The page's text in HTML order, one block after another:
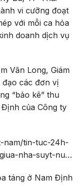
vi cưỡng đoạt
với mỗi ca hỏa
doanh dịch vụ
Văn Long, Giám
các đơn vị
“bảo kê” thu
của Công ty
nam/tin-tuc-24h-
nha-suyt-nu…